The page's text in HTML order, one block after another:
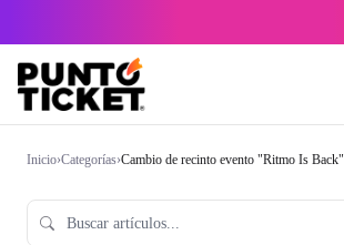
Inicio›Categorías›Cambio de recinto evento "Ritmo Is Back"